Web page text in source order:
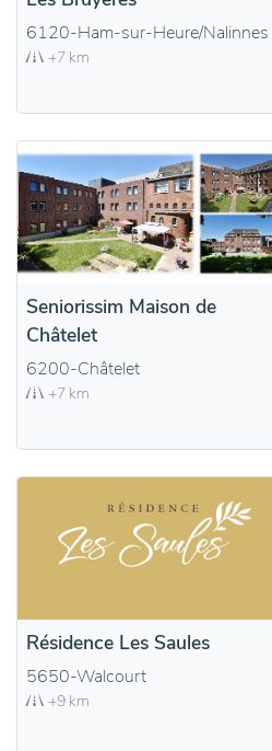
6120-Ham-sur-Heure/Nalinnes
+7 km
Seniorissim Maison de
Châtelet
6200-Châtelet
+7 km
Résidence Les Saules
5650-Walcourt
+9 km